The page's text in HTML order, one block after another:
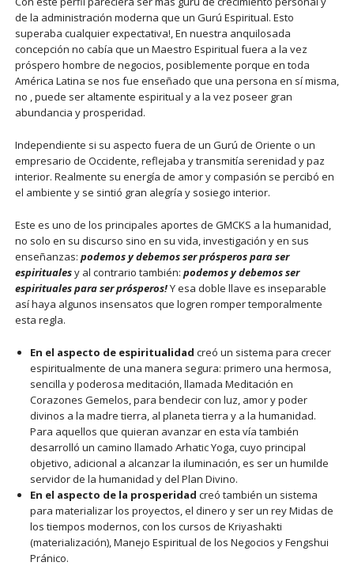
de la administración moderna que un Gurú Espiritual. Esto
superaba cualquier expectativa!, En nuestra anquilosada
concepción no cabía que un Maestro Espiritual fuera a la vez
próspero hombre de negocios, posiblemente porque en toda
América Latina se nos fue enseñado que una persona en sí misma,
no , puede ser altamente espiritual y a la vez poseer gran
abundancia y prosperidad.
Independiente si su aspecto fuera de un Gurú de Oriente o un
empresario de Occidente, reflejaba y transmitía serenidad y paz
interior. Realmente su energía de amor y compasión se percibó en
el ambiente y se sintió gran alegría y sosiego interior.
Este es uno de los principales aportes de GMCKS a la humanidad,
no solo en su discurso sino en su vida, investigación y en sus
enseñanzas: podemos y debemos ser prósperos para ser
espiritualesy al contrario también: podemos y debemos ser
espirituales para ser prósperos!Y esa doble llave es inseparable
así haya algunos insensatos que logren romper temporalmente
esta regla.
En el aspecto de espiritualidad creó un sistema para crecer
espiritualmente de una manera segura: primero una hermosa,
sencilla y poderosa meditación, llamada Meditación en
Corazones Gemelos, para bendecir con luz, amor y poder
divinos a la madre tierra, al planeta tierra y a la humanidad.
Para aquellos que quieran avanzar en esta vía también
desarrolló un camino llamado Arhatic Yoga, cuyo principal
objetivo, adicional a alcanzar la iluminación, es ser un humilde
servidor de la humanidad y del Plan Divino.
En el aspecto de la prosperidad creó también un sistema
para materializar los proyectos, el dinero y ser un rey Midas de
los tiempos modernos, con los cursos de Kriyashakti
(materialización), Manejo Espiritual de los Negocios y Fengshui
Pránico.